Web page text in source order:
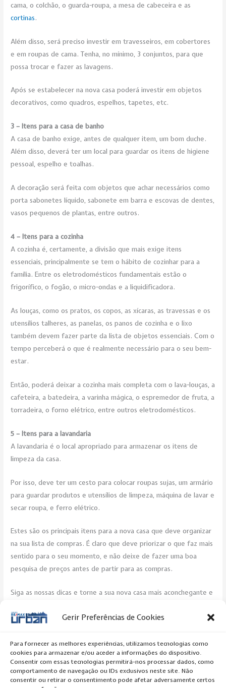
Gerir Preferências de Cookies
Para fornecer as melhores experiências, utilizamos tecnologias como
cookies para armazenar e/ou aceder a informações do dispositivo.
Consentir com essas tecnologias permitirá-nos processar dados, como
comportamento de navegação ou IDs exclusivos neste site. Não
consentir ou retirar o consentimento pode afetar adversamente certos
cama, o colchão, o guarda-roupa, a mesa de cabeceira e as
cortinas.
Além disso, será preciso investir em travesseiros, em cobertores
e em roupas de cama. Tenha, no mínimo, 3 conjuntos, para que
possa trocar e fazer as lavagens.
Após se estabelecer na nova casa poderá investir em objetos
decorativos, como quadros, espelhos, tapetes, etc.
3 – Itens para a casa de banho
A casa de banho exige, antes de qualquer item, um bom duche.
Além disso, deverá ter um local para guardar os itens de higiene
pessoal, espelho e toalhas.
A decoração será feita com objetos que achar necessários como
porta sabonetes líquido, sabonete em barra e escovas de dentes,
vasos pequenos de plantas, entre outros.
4 – Itens para a cozinha
A cozinha é, certamente, a divisão que mais exige itens
essenciais, principalmente se tem o hábito de cozinhar para a
família. Entre os eletrodomésticos fundamentais estão o
frigorífico, o fogão, o micro-ondas e a liquidificadora.
As louças, como os pratos, os copos, as xícaras, as travessas e os
utensílios talheres, as panelas, os panos de cozinha e o lixo
também devem fazer parte da lista de objetos essenciais. Com o
tempo perceberá o que é realmente necessário para o seu bem-
estar.
Então, poderá deixar a cozinha mais completa com o lava-louças, a
cafeteira, a batedeira, a varinha mágica, o espremedor de fruta, a
torradeira, o forno elétrico, entre outros eletrodomésticos.
5 – Itens para a lavandaria
A lavandaria é o local apropriado para armazenar os itens de
limpeza da casa.
Por isso, deve ter um cesto para colocar roupas sujas, um armário
para guardar produtos e utensílios de limpeza, máquina de lavar e
secar roupa, e ferro elétrico.
Estes são os principais itens para a nova casa que deve organizar
na sua lista de compras. É claro que deve priorizar o que faz mais
sentido para o seu momento, e não deixe de fazer uma boa
pesquisa de preços antes de partir para as compras.
Siga as nossas dicas e torne a sua nova casa mais aconchegante e
←Previous Artigo Next Artigo